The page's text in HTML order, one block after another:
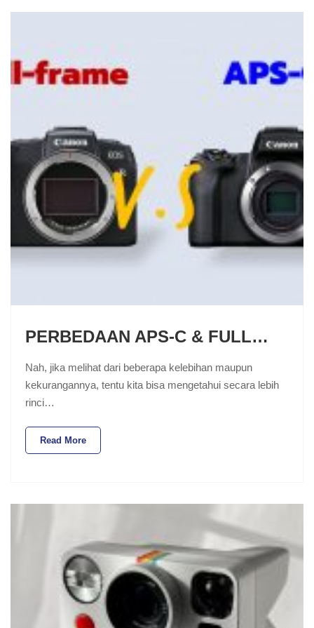
PERBEDAAN APS-C & FULL…
Nah, jika melihat dari beberapa kelebihan maupun
kekurangannya, tentu kita bisa mengetahui secara lebih
rinci…
Read More